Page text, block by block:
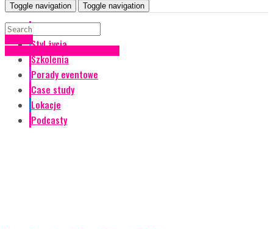
Toggle navigation Toggle navigation
Event Talks
Styl życia
Szkolenia
Porady eventowe
Case study
Lokacje
Podcasty